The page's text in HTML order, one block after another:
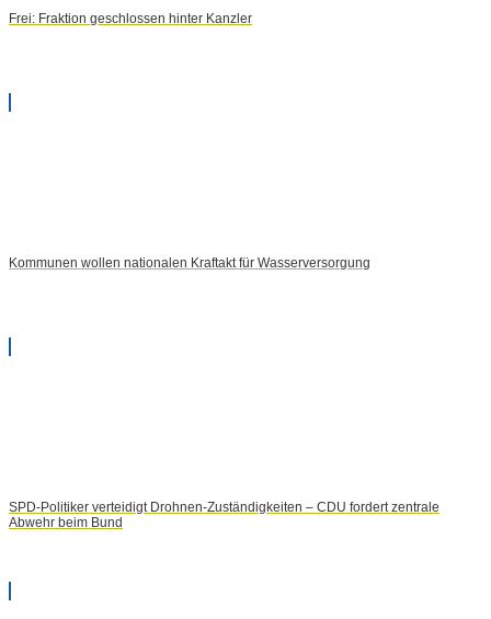
Frei: Fraktion geschlossen hinter Kanzler
Kommunen wollen nationalen Kraftakt für Wasserversorgung
SPD-Politiker verteidigt Drohnen-Zuständigkeiten – CDU fordert zentrale
Abwehr beim Bund